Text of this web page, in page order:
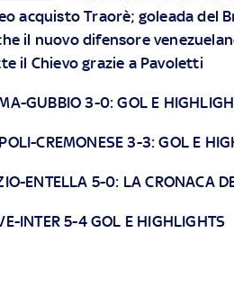
acquisto Traorè; goleada del
il nuovo difensore
il Chievo grazie a Pavoletti
GUBBIO 3-0: GOL E
CREMONESE 3-3: GOL E
ENTELLA 5-0: LA CRONACA
INTER 5-4 GOL E HIGHLIGHTS